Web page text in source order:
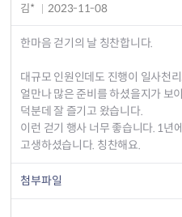
김* 2023-11-08
한마음 걷기의 날 칭찬합니다.
대규모 인원인데도 진행이 일사천
얼만나 많은 준비를 하셨을지가 보
덕분데 잘 즐기고 왔습니다.
이런 걷기 행사 너무 좋습니다. 1년
고생하셨습니다. 칭찬해요.
첨부파일